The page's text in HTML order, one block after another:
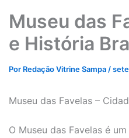
Museu das
e História
Por Redação Vitrine Sampa /
Museu das Favelas –
O Museu das Favelas é